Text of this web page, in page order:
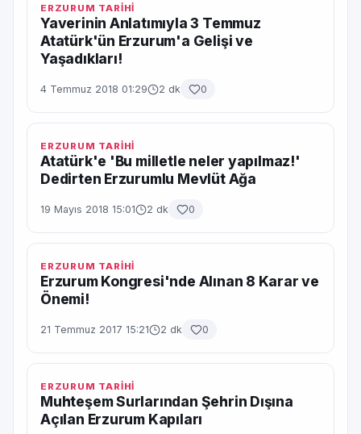
ERZURUM TARİHİ
Yaverinin Anlatımıyla 3 Temmuz
Atatürk'ün Erzurum'a Gelişi ve
Yaşadıkları!
4 Temmuz 2018 01:29 2 dk 0
ERZURUM TARİHİ
Atatürk'e 'Bu milletle neler yapılmaz!'
Dedirten Erzurumlu Mevlüt Ağa
19 Mayıs 2018 15:01 2 dk 0
ERZURUM TARİHİ
Erzurum Kongresi'nde Alınan 8 Karar ve
Önemi!
21 Temmuz 2017 15:21 2 dk 0
ERZURUM TARİHİ
Muhteşem Surlarından Şehrin Dışına
Açılan Erzurum Kapıları